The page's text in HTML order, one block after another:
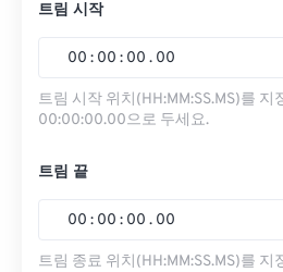
트림 시작
00 : 00 : 00 . 00
트림 시작 위치(HH:MM:SS.MS)를
00:00:00.00으로 두세요.
트림 끝
00 : 00 : 00 . 00
트림 종료 위치(HH:MM:SS.MS)를